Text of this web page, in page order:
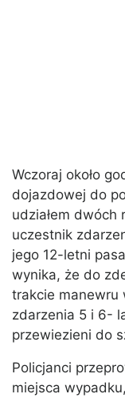
Wczoraj około
dojazdowej do
udziałem
uczestnik
jego 12-letni
wynika, że do
trakcie manewru
zdarzenia 5 i 6-
przewiezieni do
Policjanci
miejsca